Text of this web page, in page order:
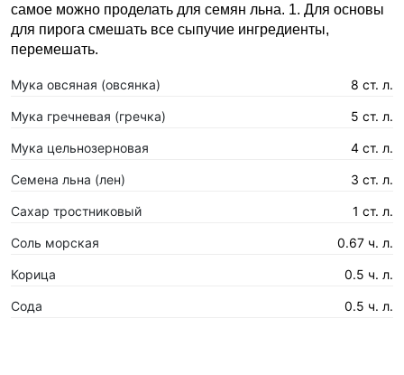
самое можно проделать для семян льна. 1. Для основы
для пирога смешать все сыпучие ингредиенты,
перемешать.
Мука овсяная (овсянка) 8 ст. л.
Мука гречневая (гречка) 5 ст. л.
Мука цельнозерновая 4 ст. л.
Семена льна (лен) 3 ст. л.
Сахар тростниковый 1 ст. л.
Соль морская 0.67 ч. л.
Корица 0.5 ч. л.
Сода 0.5 ч. л.